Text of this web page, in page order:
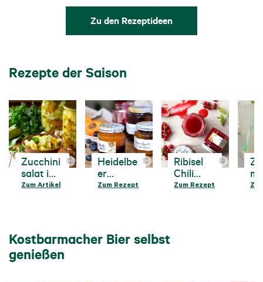
Zu den Rezeptideen
Rezepte der Saison
©
Zucchini
salat im
Glas
Zum Artikel
©
Heidelbe
er
Marillen
Zum Rezept
©
Ribisel
Chili
Marmela
Zum Rezept
Kostbarmacher Bier selbst
genießen